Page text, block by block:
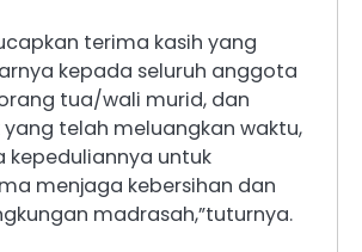
terima kasih yang
kepada seluruh anggota
tua/wali murid, dan
telah meluangkan waktu,
kepeduliannya untuk
menjaga kebersihan dan
madrasah,”tuturnya.